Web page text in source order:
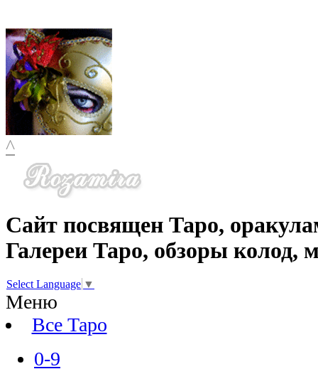
^
Сайт посвящен Таро,
Галереи Таро, обзоры колод,
Select Language ▼
Меню
Все Таро
0-9